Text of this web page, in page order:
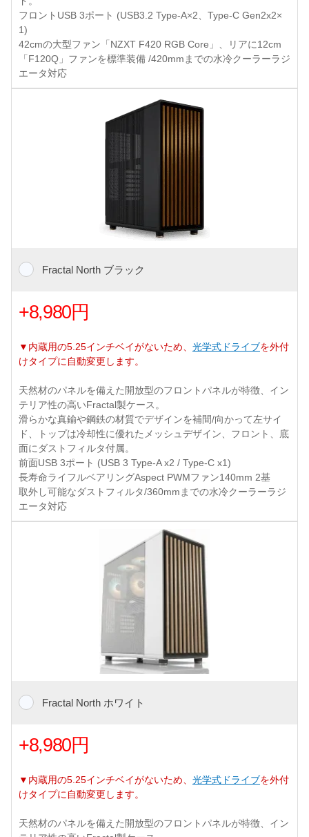
フロントUSB 3ポート (USB3.2 Type-A×2、Type-C Gen2x2×
1)
42cmの大型ファン「NZXT F420 RGB Core」、リアに12cm
「F120Q」ファンを標準装備 /420mmまでの水冷クーラーラジ
エータ対応
Fractal North ブラック
+8,980円
▼内蔵用の5.25インチベイがないため、 光学式ドライブを外付
けタイプに自動変更します。
天然材のパネルを備えた開放型のフロントパネルが特徴、イン
テリア性の高いFractal製ケース。
滑らかな真鍮や鋼鉄の材質でデザインを補間/向かって左サイ
ド、トップは冷却性に優れたメッシュデザイン、フロント、底
面にダストフィルタ付属。
前面USB 3ポート (USB 3 Type-A x2 / Type-C x1)
長寿命ライフルベアリングAspect PWMファン140mm 2基
取外し可能なダストフィルタ/360mmまでの水冷クーラーラジ
エータ対応
Fractal North ホワイト
+8,980円
▼内蔵用の5.25インチベイがないため、 光学式ドライブを外付
けタイプに自動変更します。
天然材のパネルを備えた開放型のフロントパネルが特徴、イン